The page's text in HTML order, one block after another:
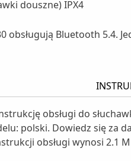
douszne) IPX4
obsługują Bluetooth 5.4.
obsługi do
polski. Dowiedz się za
obsługi wynosi 2.1